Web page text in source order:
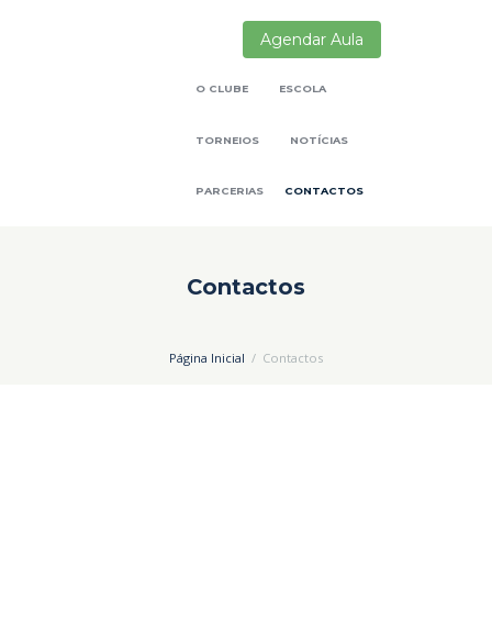
Agendar Aula
O CLUBE ESCOLA
TORNEIOS NOTÍCIAS
PARCERIAS CONTACTOS
Contactos
Página Inicial Contactos